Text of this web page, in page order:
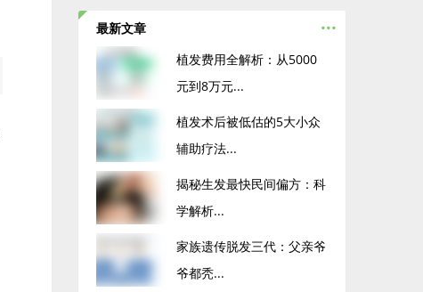
最新文章 ...
植发费用全解析：从5000
元到8万元...
植发术后被低估的5大小众
辅助疗法...
揭秘生发最快民间偏方：科
学解析...
家族遗传脱发三代：父亲爷
爷都秃...